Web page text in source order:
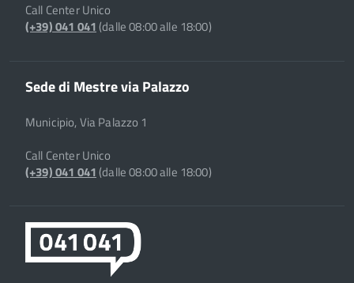
Call Center Unico
(+39) 041 041(dalle 08:00 alle 18:00)
Sede di Mestre via Palazzo
Municipio, Via Palazzo 1
Call Center Unico
(+39) 041 041(dalle 08:00 alle 18:00)